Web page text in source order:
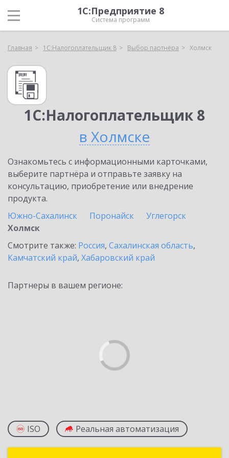
1С:Предприятие 8
Система программ
Главная 1С:Налогоплательщик 8 Выбор партнёра Холмск
1С:Налогоплательщик 8
в Холмске
Ознакомьтесь с информационными карточками,
выберите партнёра и отправьте заявку на
консультацию, приобретение или внедрение
продукта.
Южно-Сахалинск
Поронайск
Углегорск
Холмск
Смотрите также: Россия, Сахалинская область,
Камчатский край, Хабаровский край
Партнеры в вашем регионе:
ISO Реальная автоматизация